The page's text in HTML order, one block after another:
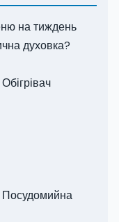
на тиждень
духовка?
Посудомийна